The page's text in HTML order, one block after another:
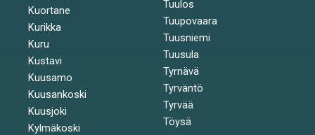
Kuortane
Kurikka
Kuru
Kustavi
Kuusamo
Kuusankoski
Kuusjoki
Kylmäkoski
Tuulos
Tuupovaara
Tuusniemi
Tuusula
Tyrnävä
Tyrväntö
Tyrvää
Töysä